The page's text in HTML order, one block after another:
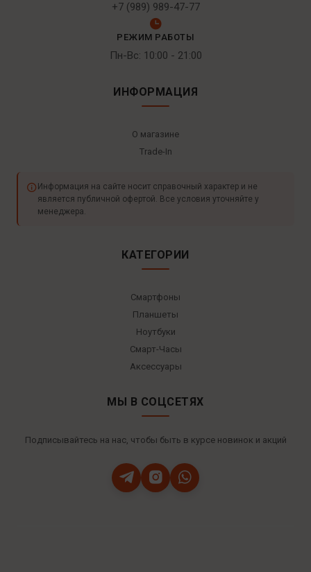
+7 (989) 989-47-77
РЕЖИМ РАБОТЫ
Пн-Вс: 10:00 - 21:00
ИНФОРМАЦИЯ
О магазине
Trade-In
Информация на сайте носит справочный характер и не
является публичной офертой. Все условия уточняйте у
менеджера.
КАТЕГОРИИ
Смартфоны
Планшеты
Ноутбуки
Смарт-Часы
Аксессуары
МЫ В СОЦСЕТЯХ
Подписывайтесь на нас, чтобы быть в курсе новинок и акций